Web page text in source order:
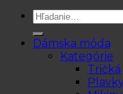
Hľadať:
Dámska móda
Kategórie
Tričká